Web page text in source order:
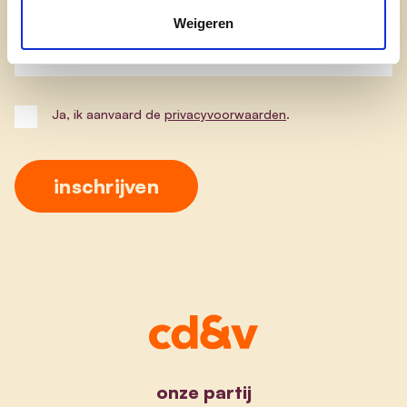
Weigeren
Postcode
Ja, ik aanvaard de privacyvoorwaarden.
onze partij